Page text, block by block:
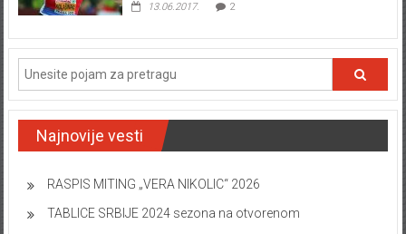
13.06.2017. 2
Najnovije vesti
RASPIS MITING „VERA NIKOLIC“ 2026
TABLICE SRBIJE 2024 sezona na otvorenom